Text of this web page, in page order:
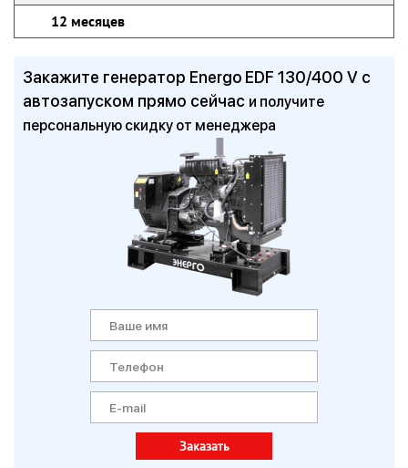
12 месяцев
Закажите генератор Energo EDF 130/400 V с
автозапуском прямо сейчас и получите
персональную скидку от менеджера
Заказать